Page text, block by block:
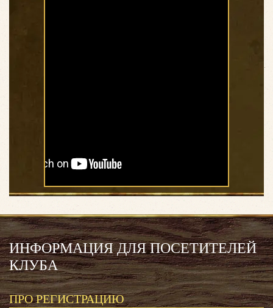
ИНФОРМАЦИЯ ДЛЯ ПОСЕТИТЕЛЕЙ
КЛУБА
ПРО РЕГИСТРАЦИЮ